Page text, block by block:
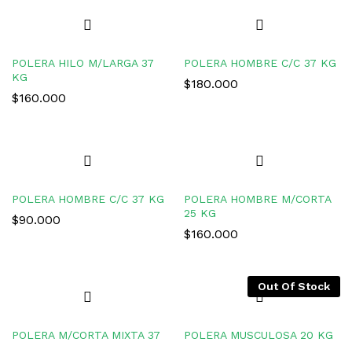
POLERA HILO M/LARGA 37
KG
$160.000
POLERA HOMBRE C/C 37 KG
$180.000
POLERA HOMBRE C/C 37 KG
$90.000
POLERA HOMBRE M/CORTA
25 KG
$160.000
POLERA M/CORTA MIXTA 37
Out Of Stock
POLERA MUSCULOSA 20 KG